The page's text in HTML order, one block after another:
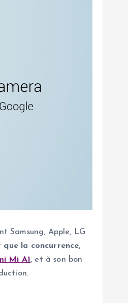
Samsung, Apple, LG
la concurrence,
Mi A1 , et à son bon